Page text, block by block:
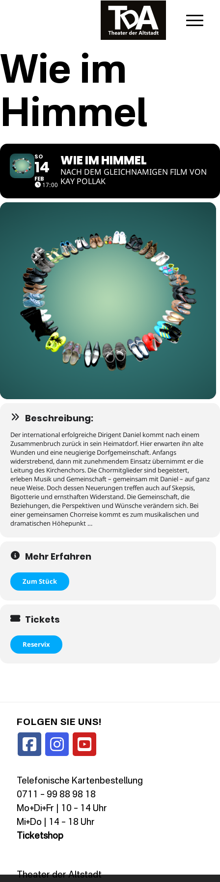
Wie im
Himmel
SO
14
FEB
17:00
WIE IM HIMMEL
NACH DEM GLEICHNAMIGEN FILM VON
KAY POLLAK
Beschreibung:
Der international erfolgreiche Dirigent Daniel kommt nach einem
Zusammenbruch zurück in sein Heimatdorf. Hier erwarten ihn alte
Wunden und eine neugierige Dorfgemeinschaft. Anfangs
widerstrebend, dann mit zunehmendem Einsatz übernimmt er die
Leitung des Kirchenchors. Die Chormitglieder sind begeistert,
erleben Musik und Gemeinschaft – gemeinsam mit Daniel – auf ganz
neue Weise. Doch dessen Neuerungen treffen auch auf Skepsis,
Bigotterie und ernsthaften Widerstand. Die Gemeinschaft, die
Beziehungen, die Perspektiven und Wünsche verändern sich. Bei
einer gemeinsamen Chorreise kommt es zum musikalischen und
dramatischen Höhepunkt …
Mehr Erfahren
Zum Stück
Tickets
Reservix
FOLGEN SIE UNS!
Telefonische Kartenbestellung
0711 – 99 88 98 18
Mo+Di+Fr | 10 – 14 Uhr
Mi+Do | 14 – 18 Uhr
Ticketshop
Theater der Altstadt